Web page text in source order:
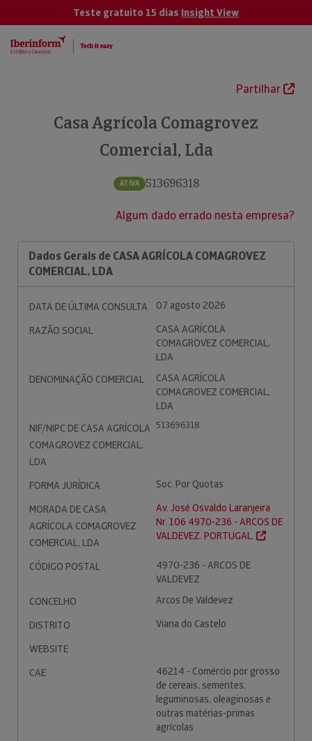
Teste gratuito 15 dias Insight View
Partilhar
Casa Agrícola Comagrovez
Comercial, Lda
ATIVA 513696318
Algum dado errado nesta empresa?
Dados Gerais de CASA AGRÍCOLA COMAGROVEZ
COMERCIAL, LDA
DATA DE ÚLTIMA CONSULTA
07 agosto 2026
RAZÃO SOCIAL
CASA AGRÍCOLA
COMAGROVEZ COMERCIAL,
LDA
DENOMINAÇÃO COMERCIAL
CASA AGRÍCOLA
COMAGROVEZ COMERCIAL,
LDA
NIF/NIPC DE CASA AGRÍCOLA
COMAGROVEZ COMERCIAL,
LDA
513696318
FORMA JURÍDICA
Soc. Por Quotas
MORADA DE CASA
AGRÍCOLA COMAGROVEZ
COMERCIAL, LDA
Av. José Osvaldo Laranjeira
Nr. 106 4970-236 - ARCOS DE
VALDEVEZ. PORTUGAL.
CÓDIGO POSTAL
4970-236 - ARCOS DE
VALDEVEZ
CONCELHO
Arcos De Valdevez
DISTRITO
Viana do Castelo
WEBSITE
CAE
46214 - Comércio por grosso
de cereais, sementes,
leguminosas, oleaginosas e
outras matérias-primas
agrícolas